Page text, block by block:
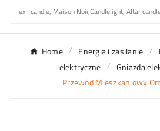
Home Energia i zasilanie
elektryczne
Gniazda
Przewód Mieszkaniowy